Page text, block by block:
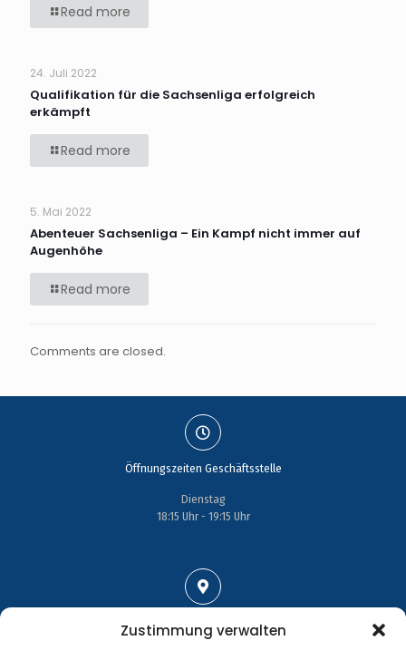
Zustimmung verwalten
Read more
24. Juli 2022
Qualifikation für die Sachsenliga erfolgreich
erkämpft
Read more
5. Mai 2022
Abenteuer Sachsenliga – Ein Kampf nicht immer auf
Augenhöhe
Read more
Comments are closed.
Öffnungszeiten Geschäftsstelle
Dienstag
18:15 Uhr - 19:15 Uhr